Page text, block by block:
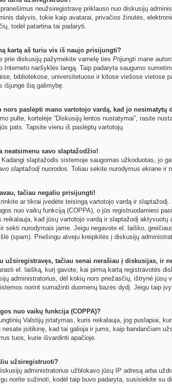
neužsiregistravę priklauso nuo diskusijų
dalyvis, tokie kaip avatarai, privačios žinutės,
todėl patartina tai padaryti.
kartą aš turiu vis iš naujo prisijungti?
prie diskusijų pažymėkite varnelę ties Prijungti mane
Interneto naršyklės langą. Taip padaryta saugumo
bibliotekose, universitetuose ir kitose viešose vietose
išjungė šią galimybę.
nors paslėpti mano vartotojo vardą, kad jo nesimatytų
pulte, kortelėje “Diskusijų lentos nustatymai”, rasite
pats. Tapsite vienu iš paslėptų vartotojų.
neatsimenu savo slaptažodžio!
Kadangi slaptažodis sistemoje saugomas užkoduotas, jo
slaptažodį nuorodos. Toliau sekite nurodymus ekrane ir
tačiau negaliu prisijungti!
ar tikrai įvedėte teisingą vartotojo vardą ir
nuo vaikų funkciją (COPPA), o jūs registruodamiesi
reikalauja, kad jūsų vartotojo vardą ir slaptažodį
sekti nurodymais jame. Jeigu negavote el. laiško,
(spam). Priešingu atveju kreipkitės į diskusijų
užsiregistravęs, tačiau senai nerašiau į diskusijas, ir
el. laišką, kurį gavote, kai pirmą kartą registravotės
administratorius, dėl kokių nors priežasčių, ištrynė
norint sumažinti duomenų bazės dydį. Jeigu taip
nuo vaikų funkcija (COPPA)?
Valstijų įstatymas, kuris reikalauja, jog puslapiai,
įsitikinę, kad tai galioja ir jums, kaip bandančiam
tuos, kurie išvardinti apačioje.
užsiregistruoti?
administratorius užblokavo jūsų IP adresą arba
norite sužinoti, kodėl taip buvo padaryta, susisiekite su